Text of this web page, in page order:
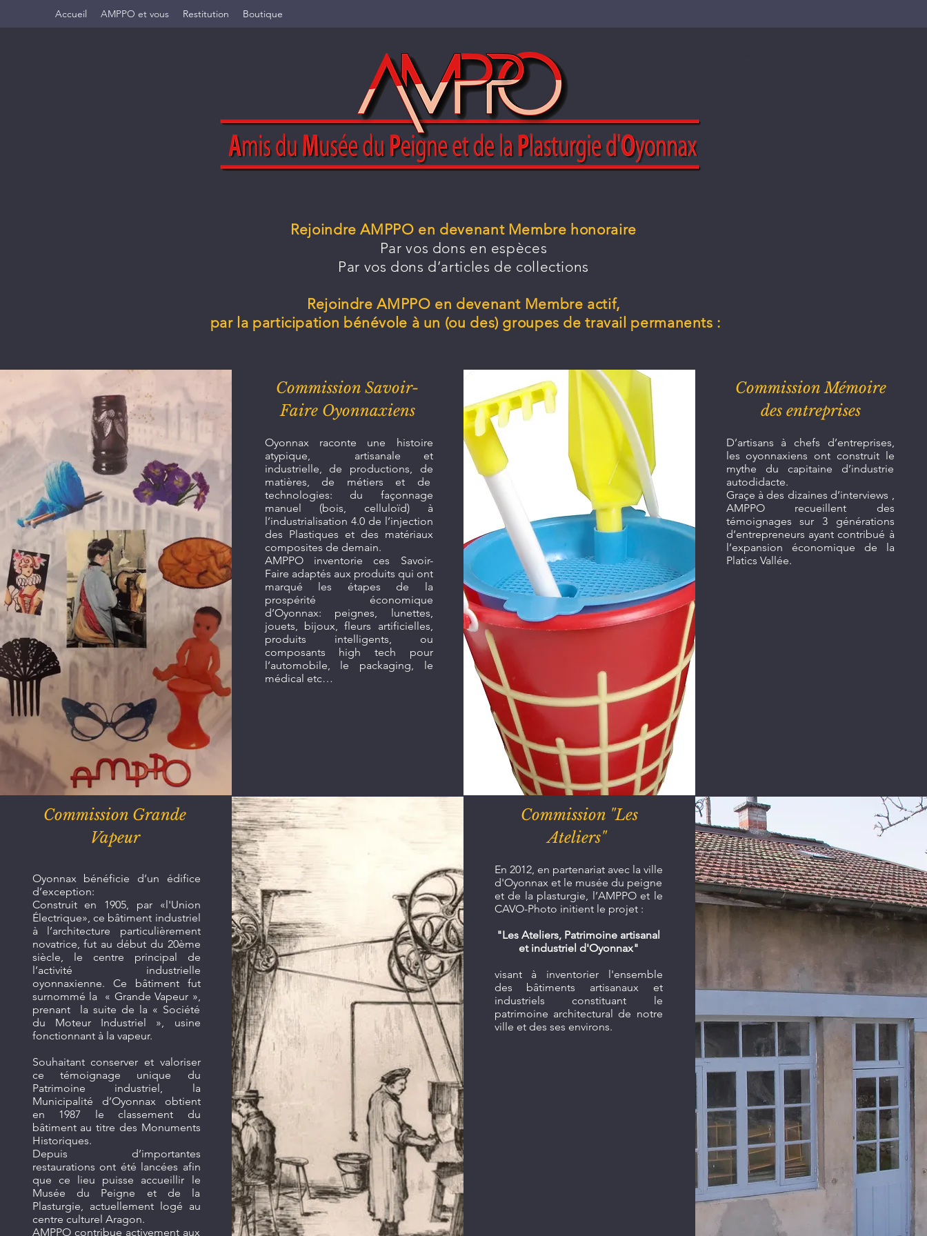
Accueil AMPPO et vous Restitution Boutique
Rejoindre AMPPO en devenant Membre honoraire
Par vos dons en espèces
Par vos dons d’articles de collections
Rejoindre AMPPO en devenant Membre actif,
par la participation bénévole à un (ou des) groupes de travail permanents :
Commission Savoir-
Faire Oyonnaxiens
Oyonnax raconte une histoire
atypique, artisanale et
industrielle, de productions, de
matières, de métiers et de
technologies: du façonnage
manuel (bois, celluloïd) à
l’industrialisation 4.0 de l’injection
des Plastiques et des matériaux
composites de demain.
AMPPO inventorie ces Savoir-
Faire adaptés aux produits qui ont
marqué les étapes de la
prospérité économique
d’Oyonnax: peignes, lunettes,
jouets, bijoux, fleurs artificielles,
produits intelligents, ou
composants high tech pour
l’automobile, le packaging, le
médical etc…
Commission Mémoire
des entreprises
D’artisans à chefs d’entreprises,
les oyonnaxiens ont construit le
mythe du capitaine d’industrie
autodidacte.
Graçe à des dizaines d’interviews ,
AMPPO recueillent des
témoignages sur 3 générations
d’entrepreneurs ayant contribué à
l’expansion économique de la
Platics Vallée.
Commission Grande
Vapeur
Oyonnax bénéficie d’un édifice
d’exception:
Construit en 1905, par «l'Union
Électrique», ce bâtiment industriel
à l’architecture particulièrement
novatrice, fut au début du 20ème
siècle, le centre principal de
l’activité industrielle
oyonnaxienne. Ce bâtiment fut
surnommé la « Grande Vapeur »,
prenant la suite de la « Société
du Moteur Industriel », usine
fonctionnant à la vapeur.
Souhaitant conserver et valoriser
ce témoignage unique du
Patrimoine industriel, la
Municipalité d’Oyonnax obtient
en 1987 le classement du
bâtiment au titre des Monuments
Historiques.
Depuis d’importantes
restaurations ont été lancées afin
que ce lieu puisse accueillir le
Musée du Peigne et de la
Plasturgie, actuellement logé au
centre culturel Aragon.
AMPPO contribue activement aux
Commission "Les
Ateliers"
En 2012, en partenariat avec la ville
d'Oyonnax et le musée du peigne
et de la plasturgie, l’AMPPO et le
CAVO-Photo initient le projet :
"Les Ateliers, Patrimoine artisanal
et industriel d'Oyonnax"
visant à inventorier l'ensemble
des bâtiments artisanaux et
industriels constituant le
patrimoine architectural de notre
ville et des ses environs.